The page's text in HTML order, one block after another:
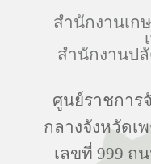
สำนักงานเก
สำนักงานป
ศูนย์ราชการ
กลางจังหวัดเ
เลขที่ 999 ถ